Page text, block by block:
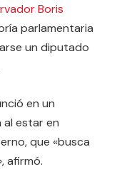
Boris
parlamentaria
un diputado
en un
estar en
que «busca
afirmó.